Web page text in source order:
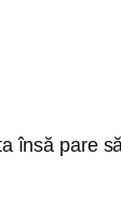
însă pare